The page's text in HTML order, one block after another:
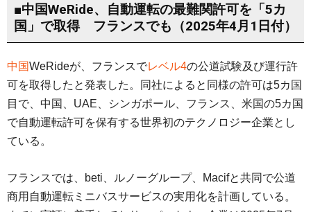
■中国WeRide、自動運転の最難関許可を「5カ
国」で取得 フランスでも（2025年4月1日付）
中国WeRideが、フランスでレベル4の公道試験及び運行許
可を取得したと発表した。同社によると同様の許可は5カ国
目で、中国、UAE、シンガポール、フランス、米国の5カ国
で自動運転許可を保有する世界初のテクノロジー企業とし
ている。
フランスでは、beti、ルノーグループ、Macifと共同で公道
商用自動運転ミニバスサービスの実用化を計画している。